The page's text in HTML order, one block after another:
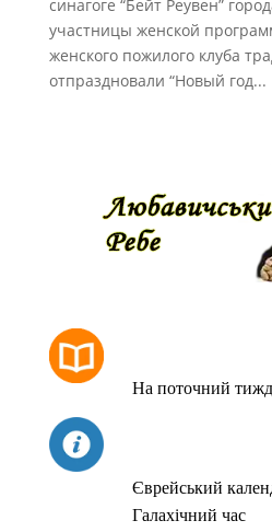
синагоге “Бейт Реувен”
участницы женской
женского пожилого клуба
отпраздновали “Новый год...
На поточний
Єврейський
Галахічний час